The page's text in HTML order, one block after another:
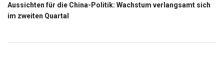
Aussichten für die China-Politik: Wachstum verlangsamt sich
im zweiten Quartal